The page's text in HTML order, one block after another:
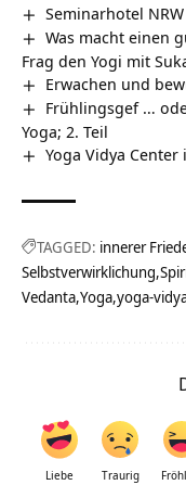
Seminarhotel NRW
Was macht einen
Frag den Yogi mit
Erwachen und
Frühlingsgef …
Yoga; 2. Teil
Yoga Vidya
TAGGED: innerer
Selbstverwirklichung
Vedanta Yoga yoga-
Liebe Traurig